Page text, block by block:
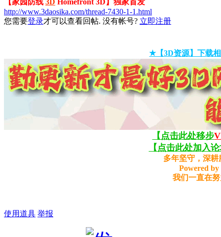
http://www.3daosika.com/thread-7430-1-1.html
您需要登录才可以查看回帖. 没有帐号? 立即注册
★【3D资源】下载
【点击此处移步
【点击此处加入
多年坚守，深
Powered by
我们一直在
使用道具 举报